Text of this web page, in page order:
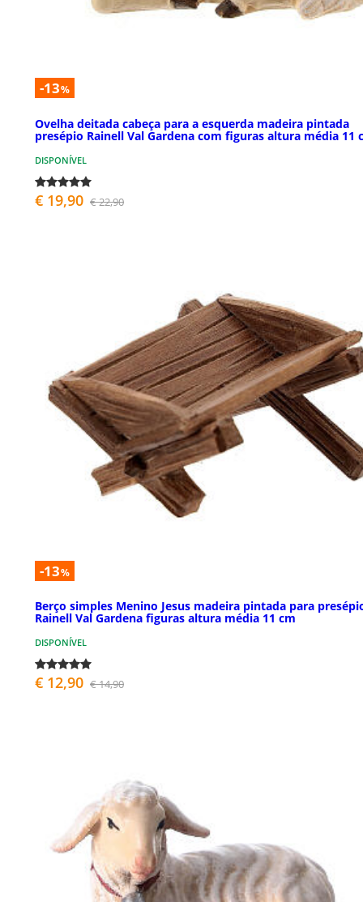
-13%
Ovelha deitada cabeça para a esquerda madeira pintada
presépio Rainell Val Gardena com figuras altura média 11
DISPONÍVEL
€ 19,90 € 22,90
-13%
Berço simples Menino Jesus madeira pintada para
Rainell Val Gardena figuras altura média 11 cm
DISPONÍVEL
€ 12,90 € 14,90